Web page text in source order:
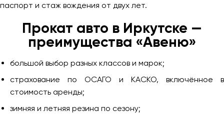
паспорт и стаж вождения от двух лет.
Прокат авто в Иркутске —
преимущества «Авеню»
большой выбор разных классов и марок;
страхование по ОСАГО и КАСКО, включённое в
стоимость аренды;
зимняя и летняя резина по сезону;